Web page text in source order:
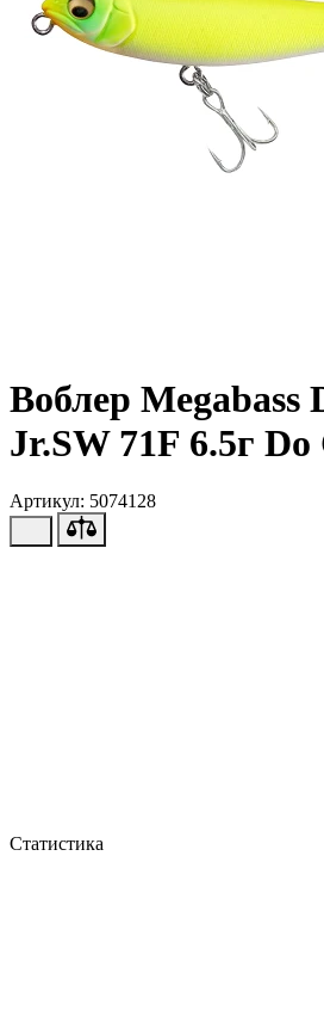
Воблер Megabass
Jr.SW 71F 6.5г
Артикул: 5074128
Статистика